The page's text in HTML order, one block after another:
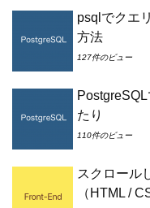
psqlでクエ
方法
127件のビュー
たり
110件のビュー
スクロール
（HTML /